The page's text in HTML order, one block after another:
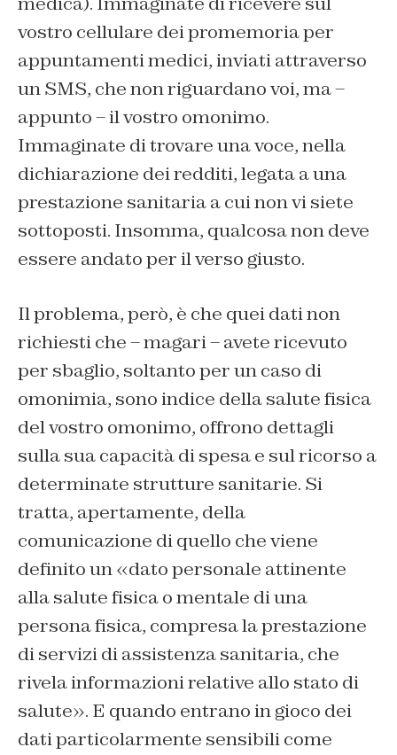
vostro cellulare dei promemoria per
appuntamenti medici, inviati attraverso
un SMS, che non riguardano voi, ma –
appunto – il vostro omonimo.
Immaginate di trovare una voce, nella
dichiarazione dei redditi, legata a una
prestazione sanitaria a cui non vi siete
sottoposti. Insomma, qualcosa non deve
essere andato per il verso giusto.
Il problema, però, è che quei dati non
richiesti che – magari – avete ricevuto
per sbaglio, soltanto per un caso di
omonimia, sono indice della salute fisica
del vostro omonimo, offrono dettagli
sulla sua capacità di spesa e sul ricorso a
determinate strutture sanitarie. Si
tratta, apertamente, della
comunicazione di quello che viene
definito un «dato personale attinente
alla salute fisica o mentale di una
persona fisica, compresa la prestazione
di servizi di assistenza sanitaria, che
rivela informazioni relative allo stato di
salute». E quando entrano in gioco dei
dati particolarmente sensibili come